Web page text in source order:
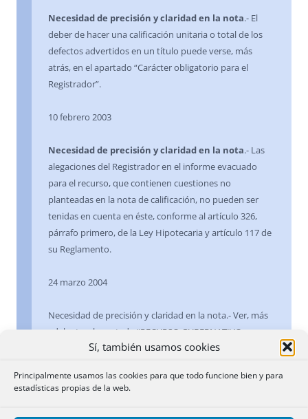
Sí, también usamos cookies
Principalmente usamos las cookies para que todo funcione bien y para
estadísticas propias de la web.
Necesidad de precisión y claridad en la nota.- El
deber de hacer una calificación unitaria o total de los
defectos advertidos en un título puede verse, más
atrás, en el apartado “Carácter obligatorio para el
Registrador”.
10 febrero 2003
Necesidad de precisión y claridad en la nota.- Las
alegaciones del Registrador en el informe evacuado
para el recurso, que contienen cuestiones no
planteadas en la nota de calificación, no pueden ser
tenidas en cuenta en éste, conforme al artículo 326,
párrafo primero, de la Ley Hipotecaria y artículo 117 de
su Reglamento.
24 marzo 2004
Necesidad de precisión y claridad en la nota.- Ver, más
adelante, el apartado “RECURSO GUBERNATIVO.
Informe del Registrador”.
20 enero 2006
Necesidad de precisión y claridad en la nota.- 1.